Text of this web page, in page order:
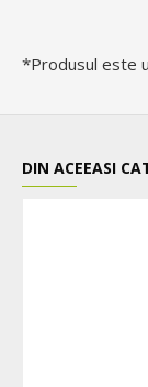
*Produsul este
DIN ACEEASI